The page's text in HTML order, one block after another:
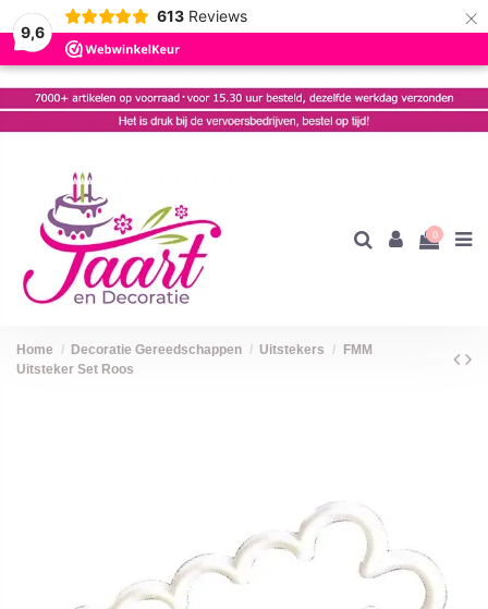
9,6
613 Reviews ×
0
Home Decoratie Gereedschappen Uitstekers
FMM
Uitsteker Set Roos